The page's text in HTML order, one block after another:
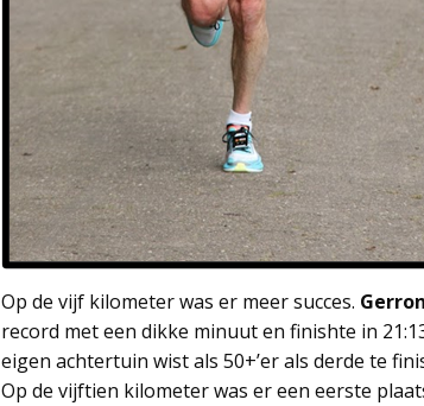
Op de vijf kilometer was er meer succes.
record met een dikke minuut en finishte in
eigen achtertuin wist als 50+’er als derde te
Op de vijftien kilometer was er een eerste